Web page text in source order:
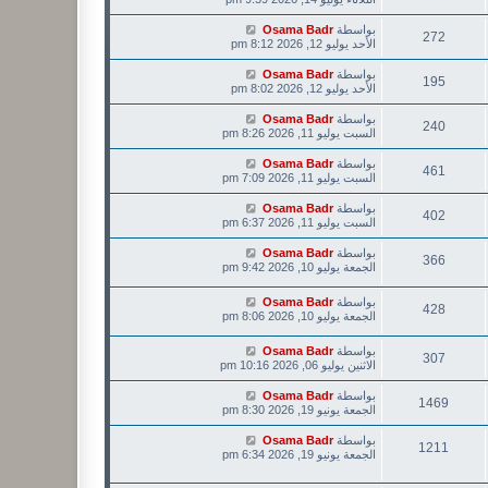
272 بواسطةOsama Badr
الأحد يوليو 12, 2026 8:12 pm
195 بواسطةOsama Badr
الأحد يوليو 12, 2026 8:02 pm
240 بواسطةOsama Badr
السبت يوليو 11, 2026 8:26 pm
461 بواسطةOsama Badr
السبت يوليو 11, 2026 7:09 pm
402 بواسطةOsama Badr
السبت يوليو 11, 2026 6:37 pm
366 بواسطةOsama Badr
الجمعة يوليو 10, 2026 9:42 pm
428 بواسطةOsama Badr
الجمعة يوليو 10, 2026 8:06 pm
307 بواسطةOsama Badr
الاثنين يوليو 06, 2026 10:16 pm
1469 بواسطةOsama Badr
الجمعة يونيو 19, 2026 8:30 pm
1211 بواسطةOsama Badr
الجمعة يونيو 19, 2026 6:34 pm